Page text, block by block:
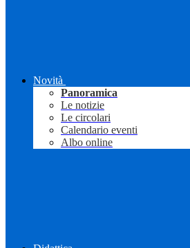
Novità
Panoramica
Le notizie
Le circolari
Calendario eventi
Albo online